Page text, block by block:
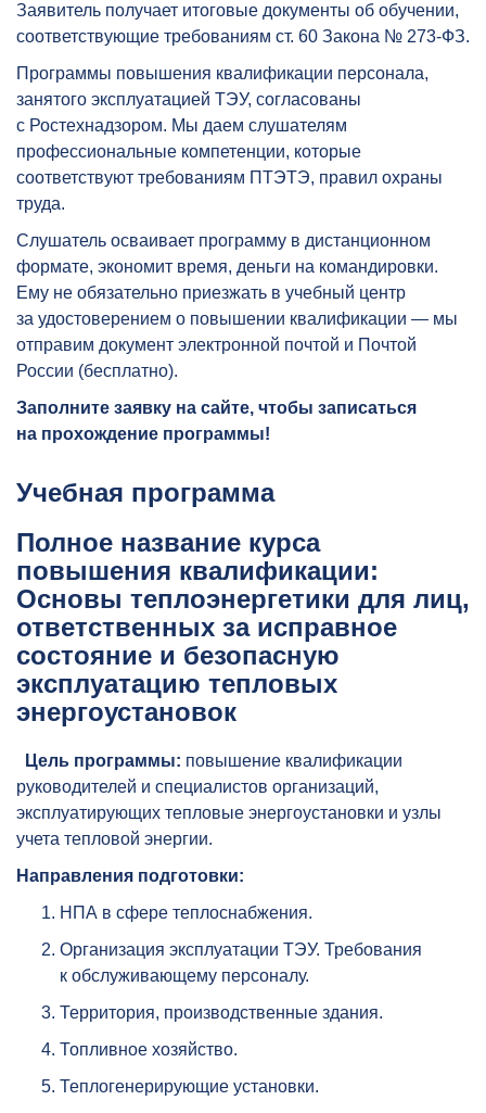
Заявитель получает итоговые документы об обучении,
соответствующие требованиям ст. 60 Закона № 273-ФЗ.
Программы повышения квалификации персонала,
занятого эксплуатацией ТЭУ, согласованы
с Ростехнадзором. Мы даем слушателям
профессиональные компетенции, которые
соответствуют требованиям ПТЭТЭ, правил охраны
труда.
Слушатель осваивает программу в дистанционном
формате, экономит время, деньги на командировки.
Ему не обязательно приезжать в учебный центр
за удостоверением о повышении квалификации — мы
отправим документ электронной почтой и Почтой
России (бесплатно).
Заполните заявку на сайте, чтобы записаться
на прохождение программы!
Учебная программа
Полное название курса
повышения квалификации:
Основы теплоэнергетики для лиц,
ответственных за исправное
состояние и безопасную
эксплуатацию тепловых
энергоустановок
Цель программы: повышение квалификации
руководителей и специалистов организаций,
эксплуатирующих тепловые энергоустановки и узлы
учета тепловой энергии.
Направления подготовки:
НПА в сфере теплоснабжения.
Организация эксплуатации ТЭУ. Требования
к обслуживающему персоналу.
Территория, производственные здания.
Топливное хозяйство.
Теплогенерирующие установки.